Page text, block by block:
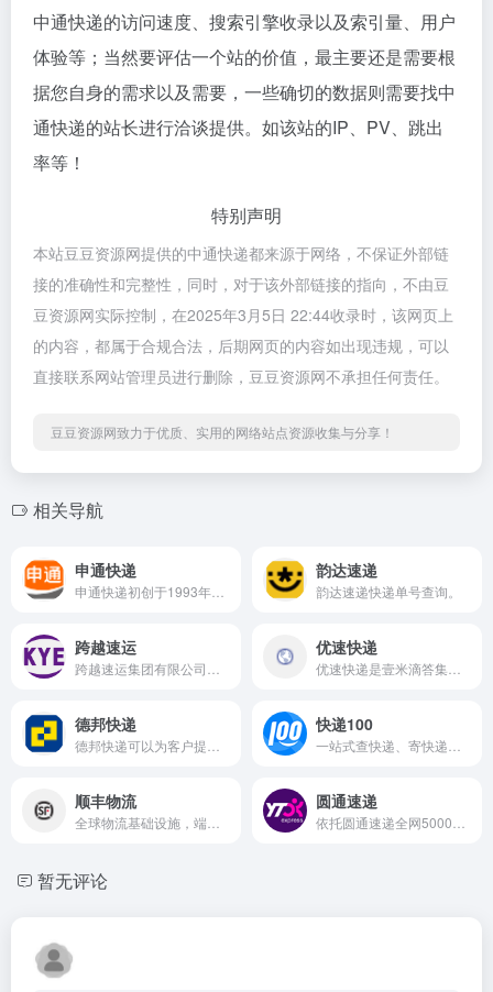
中通快递的访问速度、搜索引擎收录以及索引量、用户
体验等；当然要评估一个站的价值，最主要还是需要根
据您自身的需求以及需要，一些确切的数据则需要找中
通快递的站长进行洽谈提供。如该站的IP、PV、跳出
率等！
特别声明
本站豆豆资源网提供的中通快递都来源于网络，不保证外部链
接的准确性和完整性，同时，对于该外部链接的指向，不由豆
豆资源网实际控制，在2025年3月5日 22:44收录时，该网页上
的内容，都属于合规合法，后期网页的内容如出现违规，可以
直接联系网站管理员进行删除，豆豆资源网不承担任何责任。
豆豆资源网致力于优质、实用的网络站点资源收集与分享！
相关导航
申通快递 韵达速递
韵达速递快递单号查询。
跨越速运 优速快递
德邦快递 快递100
顺丰物流 圆通速递
暂无评论